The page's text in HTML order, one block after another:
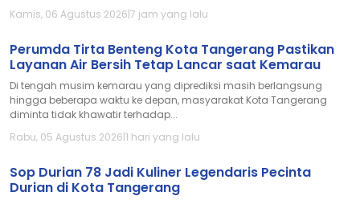
Kamis, 06 Agustus 2026|7 jam yang lalu
Perumda Tirta Benteng Kota Tangerang Pastikan
Layanan Air Bersih Tetap Lancar saat Kemarau
Di tengah musim kemarau yang diprediksi masih berlangsung
hingga beberapa waktu ke depan, masyarakat Kota Tangerang
diminta tidak khawatir terhadap...
Rabu, 05 Agustus 2026|1 hari yang lalu
Sop Durian 78 Jadi Kuliner Legendaris Pecinta
Durian di Kota Tangerang